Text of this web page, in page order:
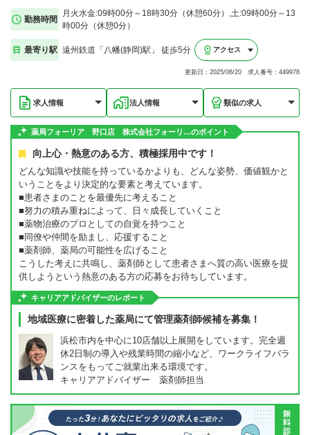
勤務時間
月火水金:09時00分～18時30分（休憩60分）,土:09時00分～13
時00分（休憩0分）
最寄り駅 遠州鉄道「八幡(静岡)駅」 徒歩5分 アクセス
更新日：2025/06/20 求人番号：449978
求人情報 法人情報 類似の求人
薬局フォーリア 野口店 株式会社フォーリ…のポイント
向上心・熱意のある方、積極採用中です！
どんな知識や技能を持っているかよりも、どんな姿勢、価値観かと
いうことをより決定的な要素と考えています。
■患者さまのことを最優先に考えること
■努力の積み重ねによって、日々成長していくこと
■薬物治療のプロとしての自覚を持つこと
■同僚や仲間を励まし、応援すること
■薬剤師、薬局の可能性を広げること
こうした考えに共鳴し、薬剤師として患者さまへ質の高い医療を提
供しようという熱意のある方の応募をお待ちしています。
キャリアアドバイザーのレポート
地域医療に密着した薬局にて管理薬剤師候補を募集！
浜松市内を中心に10店舗以上展開をしています。完全週
休2日制の導入や残業時間の縮小など、ワークライフバラ
ンスをもってご就業出来る環境です。
キャリアアドバイザー 薬剤師担当